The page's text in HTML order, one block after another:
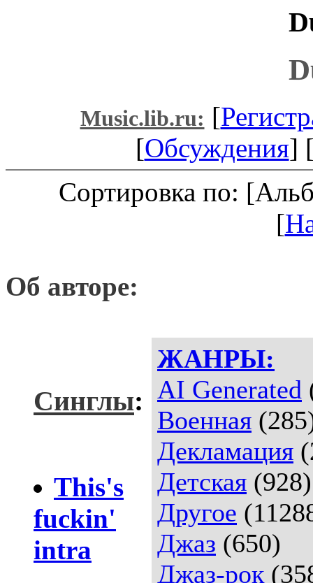
Music.lib.ru: [
[Обсуждения]
Сортировка по:
[
Об авторе:
ЖАНРЫ:
AI Generated
Военная
Декламация
Детская (928)
Другое
Джаз (650)
Джаз-рок
Синглы:
This's
fuckin'
intra